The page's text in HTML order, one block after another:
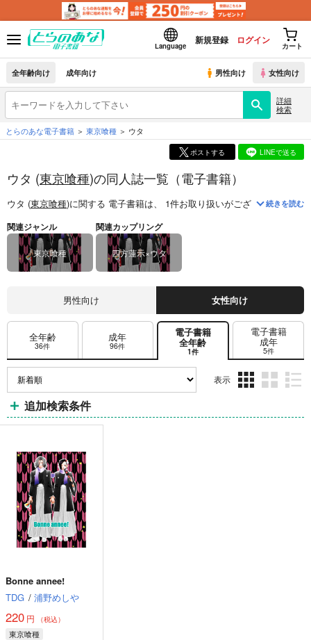
Language
新規登録 ログイン
カート
全年齢向け 成年向け 男性向け 女性向け
詳細
検索
とらのあな電子書籍 東京喰種 ウタ
ポストする LINEで送る
ウタ (東京喰種)の同人誌一覧（電子書籍）
ウタ (東京喰種)に関する 電子書籍は、 1件お取り扱いがございます。「
続きを読む
関連ジャンル
東京喰種
関連カップリング
四方蓮示×ウタ
男性向け 女性向け
全年齢
36件
成年
96件
電子書籍
全年齢
1件
電子書籍
成年
5件
表示
ム
ム
ム
追加検索条件
Bonne annee!
TDG / 浦野めしや
220 円 （税込）
東京喰種